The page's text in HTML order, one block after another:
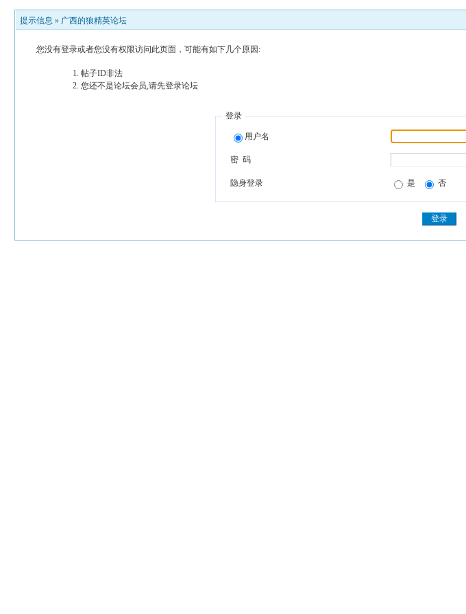
提示信息 » 广西的狼精英论坛
您没有登录或者您没有权限访问此页面，可能有如下几个原因:
帖子ID非法
您还不是论坛会员,请先登录论坛
登录
用户名
密 码
隐身登录 是 否